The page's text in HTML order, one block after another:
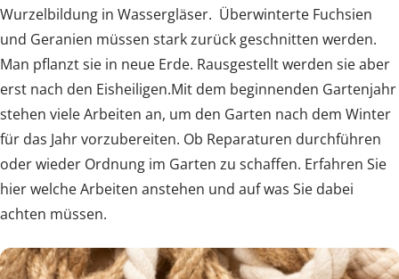
Wurzelbildung in Wassergläser. Überwinterte Fuchsien
und Geranien müssen stark zurück geschnitten werden.
Man pflanzt sie in neue Erde. Rausgestellt werden sie aber
erst nach den Eisheiligen.Mit dem beginnenden Gartenjahr
stehen viele Arbeiten an, um den Garten nach dem Winter
für das Jahr vorzubereiten. Ob Reparaturen durchführen
oder wieder Ordnung im Garten zu schaffen. Erfahren Sie
hier welche Arbeiten anstehen und auf was Sie dabei
achten müssen.